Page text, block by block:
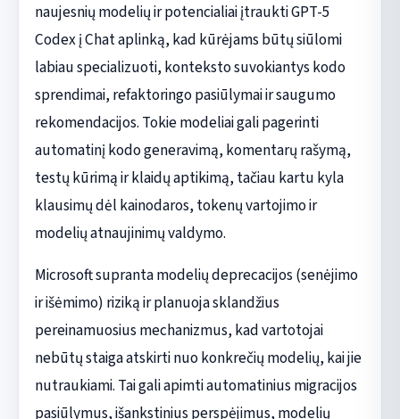
naujesnių modelių ir potencialiai įtraukti GPT-5
Codex į Chat aplinką, kad kūrėjams būtų siūlomi
labiau specializuoti, konteksto suvokiantys kodo
sprendimai, refaktoringo pasiūlymai ir saugumo
rekomendacijos. Tokie modeliai gali pagerinti
automatinį kodo generavimą, komentarų rašymą,
testų kūrimą ir klaidų aptikimą, tačiau kartu kyla
klausimų dėl kainodaros, tokenų vartojimo ir
modelių atnaujinimų valdymo.
Microsoft supranta modelių deprecacijos (senėjimo
ir išėmimo) riziką ir planuoja sklandžius
pereinamuosius mechanizmus, kad vartotojai
nebūtų staiga atskirti nuo konkrečių modelių, kai jie
nutraukiami. Tai gali apimti automatinius migracijos
pasiūlymus, išankstinius perspėjimus, modelių